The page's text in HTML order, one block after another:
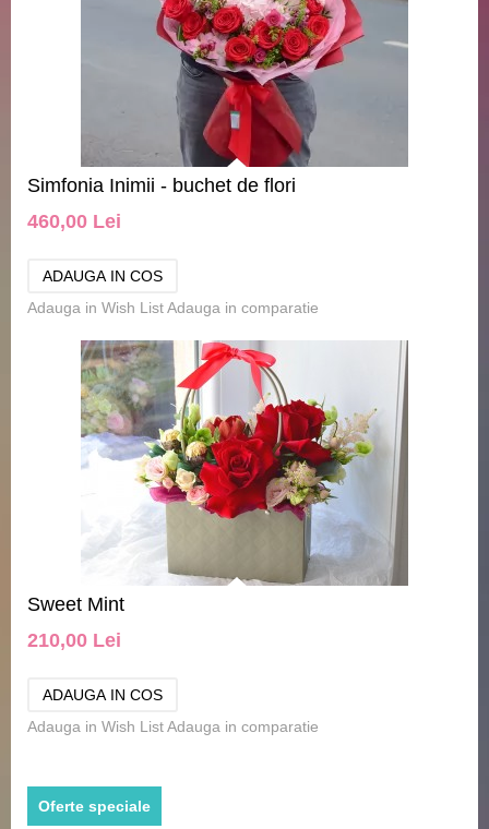
Simfonia Inimii - buchet de flori
460,00 Lei
Adauga in Wish ListAdauga in comparatie
Sweet Mint
210,00 Lei
Adauga in Wish ListAdauga in comparatie
Oferte speciale